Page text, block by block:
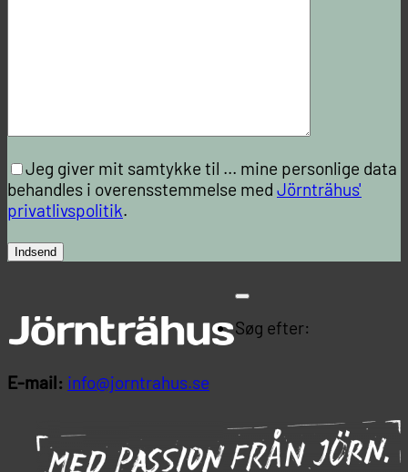
Jeg giver mit samtykke til ... mine personlige data
behandles i overensstemmelse med Jörnträhus'
privatlivspolitik.
E-mail: info@jorntrahus.se
Søg efter: